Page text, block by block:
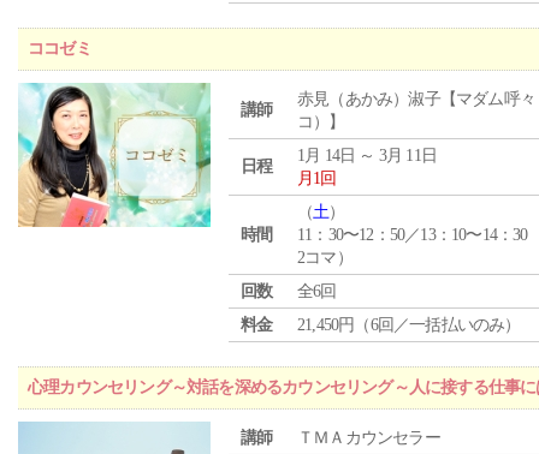
ココゼミ
講師
赤見（あかみ）淑子【マダム呼々
コ）】
日程
1月 14日 ～ 3月 11日
月1回
時間
（土）
11：30〜12：50／13：10〜14：30
2コマ）
回数
全6回
料金
21,450円（6回／一括払いのみ）
心理カウンセリング～対話を深めるカウンセリング～人に接する仕事
講師 ＴＭＡカウンセラー